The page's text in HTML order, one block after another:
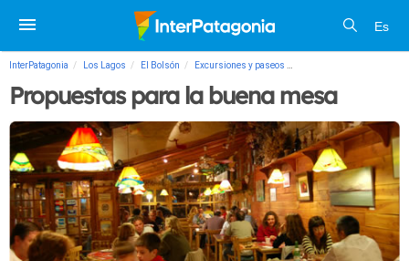
Es
InterPatagonia Los Lagos El Bolsón Excursiones y paseos
Propuestas para la buena mesa